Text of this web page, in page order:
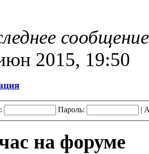
сообщение
2015, 19:50
Пароль: |
на форуме